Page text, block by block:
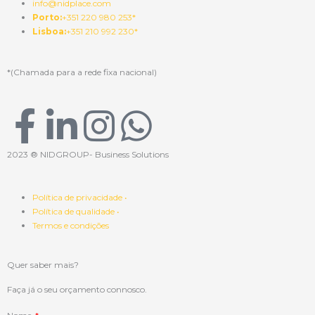
info@nidplace.com
Porto:+351 220 980 253*
Lisboa:+351 210 992 230*
*(Chamada para a rede fixa nacional)
F
a
c
e
b
o
L
i
n
k
e
d
I
n
s
t
g
W
h
a
2023 ® NIDGROUP- Business Solutions
Política de privacidade •
Política de qualidade •
Termos e condições
Quer saber mais?
Faça já o seu orçamento connosco.